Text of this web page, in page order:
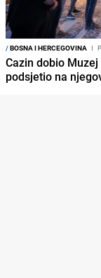
/BOSNA I HERCEGOVINA I
Cazin dobio
podsjetio na